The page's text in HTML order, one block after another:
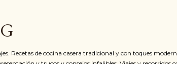
Recetas de cocina casera tradicional y con toques